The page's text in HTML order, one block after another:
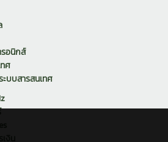
อนิกส์
ศ
บบสารสนเทศ